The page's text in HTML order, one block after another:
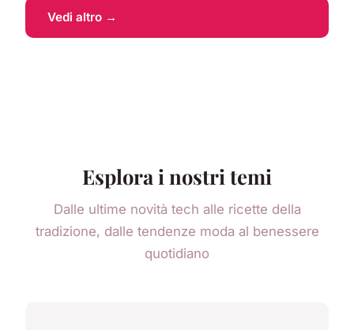
Vedi altro →
Esplora i nostri temi
Dalle ultime novità tech alle ricette della
tradizione, dalle tendenze moda al benessere
quotidiano